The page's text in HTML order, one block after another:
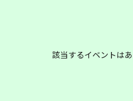
該当するイベントはあ